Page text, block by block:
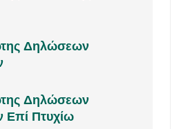
Δηλώσεων
Δηλώσεων
Επί Πτυχίω